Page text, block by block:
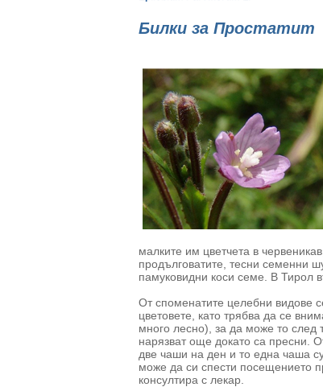
Билки за Простатит
малките им цветчета в
продълговатите, тесни семенни
памуковидни коси семе. В Тирол
От споменатите целебни видове
цветовете, като трябва да се
много лесно), за да може то след
нарязват още докато са пресни.
две чаши на ден и то една чаша
може да си спести посещението
консултира с лекар.